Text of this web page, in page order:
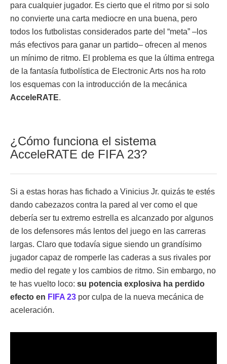
para cualquier jugador. Es cierto que el ritmo por si solo
no convierte una carta mediocre en una buena, pero
todos los futbolistas considerados parte del “meta” –los
más efectivos para ganar un partido– ofrecen al menos
un mínimo de ritmo. El problema es que la última entrega
de la fantasía futbolística de Electronic Arts nos ha roto
los esquemas con la introducción de la mecánica
AcceleRATE.
¿Cómo funciona el sistema
AcceleRATE de FIFA 23?
Si a estas horas has fichado a Vinicius Jr. quizás te estés
dando cabezazos contra la pared al ver como el que
debería ser tu extremo estrella es alcanzado por algunos
de los defensores más lentos del juego en las carreras
largas. Claro que todavía sigue siendo un grandísimo
jugador capaz de romperle las caderas a sus rivales por
medio del regate y los cambios de ritmo. Sin embargo, no
te has vuelto loco: su potencia explosiva ha perdido
efecto en FIFA 23 por culpa de la nueva mecánica de
aceleración.